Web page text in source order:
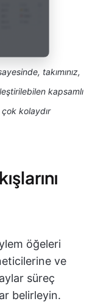
takımınız,
kapsamlı
kolaydır
öğeleri
ve
süreç
belirleyin.